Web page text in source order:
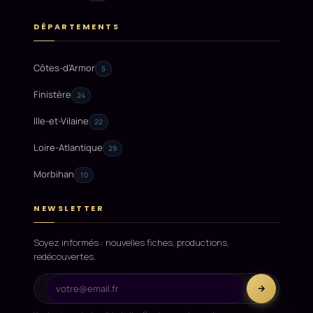
DÉPARTEMENTS
Côtes-d'Armor 5
Finistère 24
Ille-et-Vilaine 22
Loire-Atlantique 29
Morbihan 10
NEWSLETTER
Soyez informés : nouvelles fiches, productions,
redécouvertes.